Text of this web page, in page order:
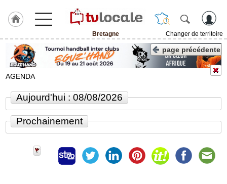
Bretagne
Changer de territoire
J'adhère
Hulcoq
TvLocale
France
AGENDA
page précédente
Aujourd'hui : 08/08/2026
Prochainement